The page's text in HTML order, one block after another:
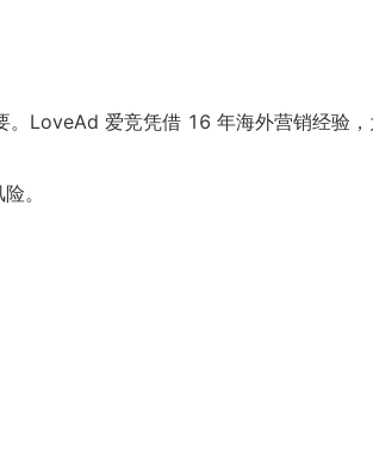
。LoveAd 爱竞凭借 16 年海外营销经验
。